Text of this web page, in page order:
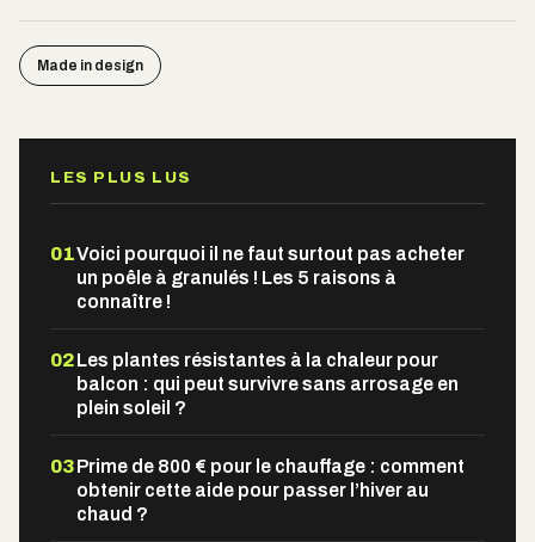
Made in design
LES PLUS LUS
01Voici pourquoi il ne faut surtout pas acheter
un poêle à granulés ! Les 5 raisons à
connaître !
02Les plantes résistantes à la chaleur pour
balcon : qui peut survivre sans arrosage en
plein soleil ?
03Prime de 800 € pour le chauffage : comment
obtenir cette aide pour passer l’hiver au
chaud ?